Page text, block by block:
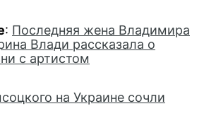
: Последняя жена Владимира
Влади рассказала о
с артистом
на Украине сочли